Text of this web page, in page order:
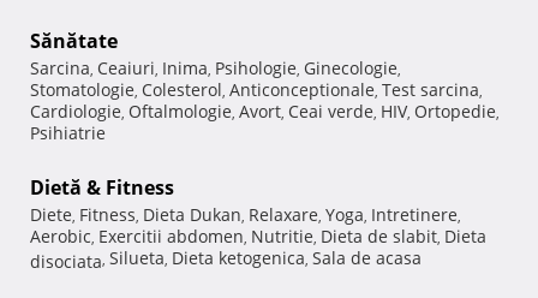
Sănătate
Sarcina, Ceaiuri, Inima, Psihologie, Ginecologie,
Stomatologie, Colesterol, Anticonceptionale, Test sarcina,
Cardiologie, Oftalmologie, Avort, Ceai verde, HIV, Ortopedie,
Psihiatrie
Dietă & Fitness
Diete, Fitness, Dieta Dukan, Relaxare, Yoga, Intretinere,
Aerobic, Exercitii abdomen, Nutritie, Dieta de slabit, Dieta
disociata, Silueta, Dieta ketogenica, Sala de acasa